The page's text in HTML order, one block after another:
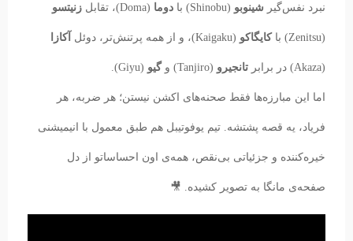
نبرد نفس‌گیر شینوبو (Shinobu) با دوما (Doma)، تقابل زنیتسو
(Zenitsu) با کایگاکو (Kaigaku)، و از همه پرتنش‌تر، دوئل آکازا
(Akaza) در برابر تانجیرو (Tanjiro) و گیو (Giyu).
اما این مبارزه‌ها فقط صحنه‌های اکشن نیستن؛ هر ضربه، هر
فریاد، یه قصه پشتشه. تیم یوفوتیبل هم طبق معمول با انیمیشنی
خیره‌کننده و جزئیاتی بی‌نقص، همه‌ی اون احساساتو از دل
صفحه‌ی مانگا به تصویر کشیده. 🎥